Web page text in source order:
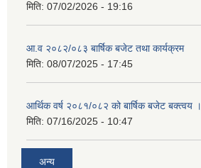
मिति: 07/02/2026 - 19:16
आ.व २०८२/०८३ बार्षिक बजेट तथा कार्यक्रम
मिति: 08/07/2025 - 17:45
आर्थिक वर्ष २०८१/०८२ को बार्षिक बजेट बक्त्वय ।
मिति: 07/16/2025 - 10:47
अन्य